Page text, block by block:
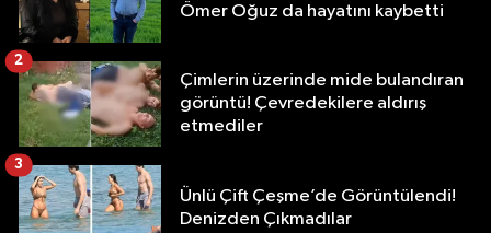
Ömer Oğuz da hayatını kaybetti
Çimlerin üzerinde mide bulandıran
görüntü! Çevredekilere aldırış
etmediler
2
Ünlü Çift Çeşme’de Görüntülendi!
Denizden Çıkmadılar
3